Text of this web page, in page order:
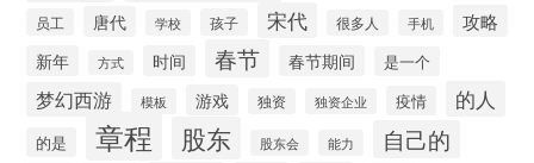
员工 唐代 学校 孩子 宋代 很多人 手机 攻略
新年 方式 时间 春节 春节期间 是一个
梦幻西游 模板 游戏 独资 独资企业 疫情 的人
的是 章程 股东 股东会 能力 自己的